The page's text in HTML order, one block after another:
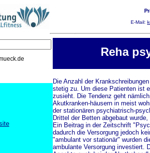
E-Mail:
Reha
Die Anzahl der
stetig zu. Um diese Patienten ist
zusieht. Die Tendenz geht
Akutkranken-häusern in meist
der stationären psychiatrisch-
Drittel der Betten abgebaut
Ein Beitrag in der Zeitschrift
dadurch die Versorgung jedoch
"ambulant vor stationär" wurden
ambulante Versorgung investiert.